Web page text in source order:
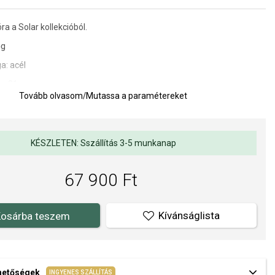
a Solar kollekcióból.
acél
hurok
Dánia megszelídítetlen természete és szépsége ihlette, amelyeket
Tovább olvasom/Mutassa a paramétereket
KÉSZLETEN: Sszállítás 3-5 munkanap
67 900 Ft
teszem Kívánságlista
INGYENES SZÁLLÍTÁS